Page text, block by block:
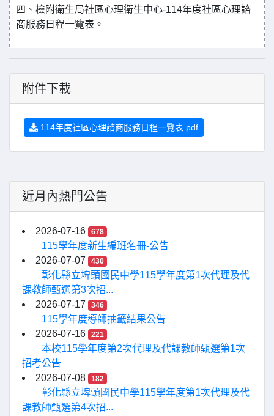
四、檢附衛生局社區心理衛生中心-114年度社區心理諮
商服務日程一覽表。
附件下載
114年度社區心理諮商服務日程一覽表.pdf
近月內熱門公告
2026-07-16 678
115學年度新生編班名冊-公告
2026-07-07
430
彰化縣立埤頭國民中學115學年度第1次代理及代
課教師甄選第3次招...
2026-07-17
346
115學年度導師抽籤結果公告
2026-07-16
221
本校115學年度第2次代理及代課教師甄選第1次
招考公告
2026-07-08
182
彰化縣立埤頭國民中學115學年度第1次代理及代
課教師甄選第4次招...